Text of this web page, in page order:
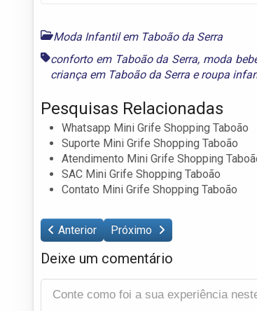
Moda Infantil em Taboão da Serra
conforto em Taboão da Serra, moda
criança em Taboão da Serra eroupa
Pesquisas Relacionadas
Whatsapp Mini Grife Shopping Taboão
Suporte Mini Grife Shopping Taboão
Atendimento Mini Grife Shopping
SAC Mini Grife Shopping Taboão
Contato Mini Grife Shopping Taboão
Anterior Próximo
Deixe um comentário